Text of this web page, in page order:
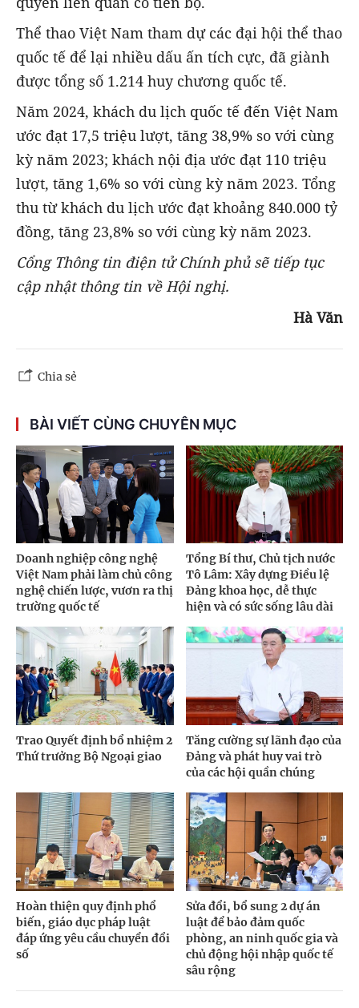
Thể thao Việt Nam tham dự các đại hội thể thao
quốc tế để lại nhiều dấu ấn tích cực, đã giành
được tổng số 1.214 huy chương quốc tế.
Năm 2024, khách du lịch quốc tế đến Việt Nam
ước đạt 17,5 triệu lượt, tăng 38,9% so với cùng
kỳ năm 2023; khách nội địa ước đạt 110 triệu
lượt, tăng 1,6% so với cùng kỳ năm 2023. Tổng
thu từ khách du lịch ước đạt khoảng 840.000 tỷ
đồng, tăng 23,8% so với cùng kỳ năm 2023.
Cổng Thông tin điện tử Chính phủ sẽ tiếp tục
cập nhật thông tin về Hội nghị.
Hà Văn
Chia sẻ
BÀI VIẾT CÙNG CHUYÊN MỤC
Doanh nghiệp công nghệ
Việt Nam phải làm chủ công
nghệ chiến lược, vươn ra thị
trường quốc tế
Tổng Bí thư, Chủ tịch nước
Tô Lâm: Xây dựng Điều lệ
Đảng khoa học, dễ thực
hiện và có sức sống lâu dài
Trao Quyết định bổ nhiệm 2
Thứ trưởng Bộ Ngoại giao
Tăng cường sự lãnh đạo của
Đảng và phát huy vai trò
của các hội quần chúng
Hoàn thiện quy định phổ
biến, giáo dục pháp luật
đáp ứng yêu cầu chuyển đổi
số
Sửa đổi, bổ sung 2 dự án
luật để bảo đảm quốc
phòng, an ninh quốc gia và
chủ động hội nhập quốc tế
sâu rộng